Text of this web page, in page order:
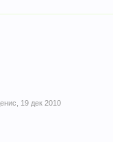
19 дек 2010